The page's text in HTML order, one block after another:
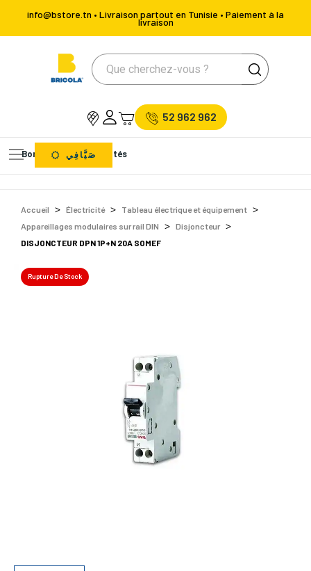
info@bstore.tn • Livraison partout en Tunisie • Paiement à la
livraison
52 962 962
Bons Plans Nouveautés
صَيَّافِي
Accueil Électricité
Tableau électrique et équipement
Appareillages modulaires sur rail DIN
Disjoncteur
DISJONCTEUR DPN 1P+N 20A SOMEF
Rupture De Stock